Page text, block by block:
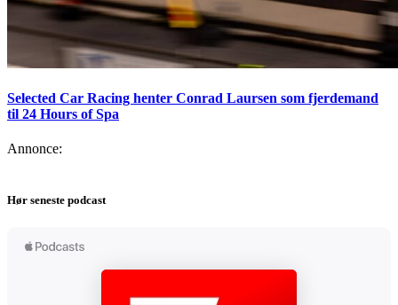
Selected Car Racing henter Conrad Laursen som fjerdemand
til 24 Hours of Spa
Annonce:
Hør seneste podcast